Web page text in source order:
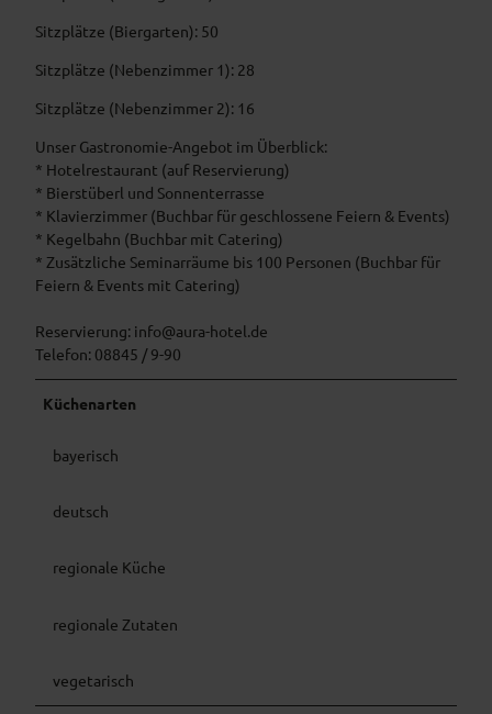
Sitzplätze (Biergarten): 50
Sitzplätze (Nebenzimmer 1): 28
Sitzplätze (Nebenzimmer 2): 16
Unser Gastronomie-Angebot im Überblick:
* Hotelrestaurant (auf Reservierung)
* Bierstüberl und Sonnenterrasse
* Klavierzimmer (Buchbar für geschlossene Feiern & Events)
* Kegelbahn (Buchbar mit Catering)
* Zusätzliche Seminarräume bis 100 Personen (Buchbar für
Feiern & Events mit Catering)
Reservierung: info@aura-hotel.de
Telefon: 08845 / 9-90
Küchenarten
bayerisch
deutsch
regionale Küche
regionale Zutaten
vegetarisch